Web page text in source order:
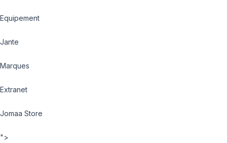
Equipement
Jante
Marques
Extranet
Jomaa Store
">